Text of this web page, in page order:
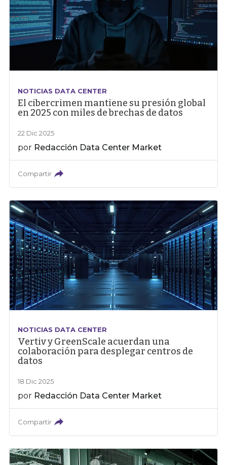
NOTICIAS DATA CENTER
El cibercrimen mantiene su presión global
en 2025 con miles de brechas de datos
22 Dic 2025
por Redacción Data Center Market
Compartir
NOTICIAS DATA CENTER
Vertiv y GreenScale acuerdan una
colaboración para desplegar centros de
datos
18 Dic 2025
por Redacción Data Center Market
Compartir